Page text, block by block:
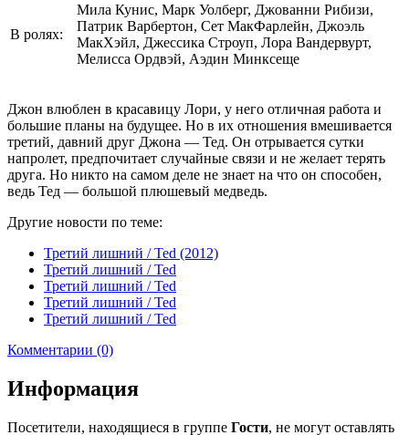
В ролях:
Мила Кунис, Марк Уолберг, Джованни Рибизи,
Патрик Варбертон, Сет МакФарлейн, Джоэль
МакХэйл, Джессика Строуп, Лора Вандервурт,
Мелисса Ордвэй, Аэдин Минксеще
Джон влюблен в красавицу Лори, у него отличная работа и
большие планы на будущее. Но в их отношения вмешивается
третий, давний друг Джона — Тед. Он отрывается сутки
напролет, предпочитает случайные связи и не желает терять
друга. Но никто на самом деле не знает на что он способен,
ведь Тед — большой плюшевый медведь.
Другие новости по теме:
Третий лишний / Ted (2012)
Третий лишний / Ted
Третий лишний / Ted
Третий лишний / Ted
Третий лишний / Ted
Комментарии (0)
Информация
Посетители, находящиеся в группе Гости, не могут оставлять